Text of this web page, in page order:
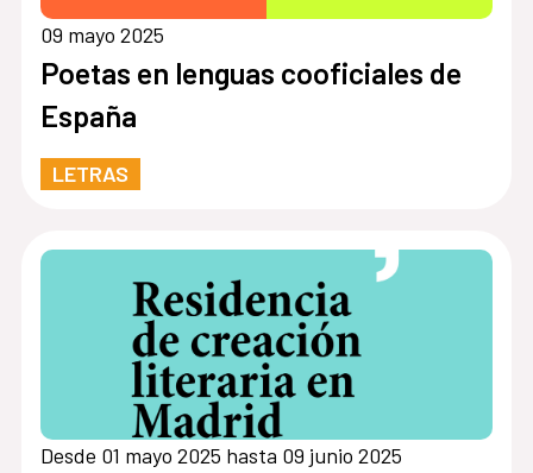
09 mayo 2025
Poetas en lenguas cooficiales de
España
LETRAS
Desde 01 mayo 2025 hasta 09 junio 2025